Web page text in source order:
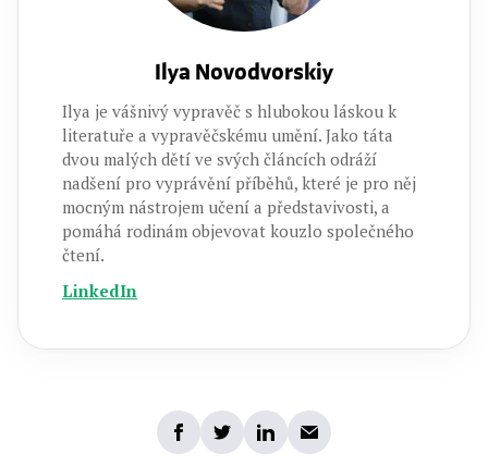
Ilya Novodvorskiy
Ilya je vášnivý vypravěč s hlubokou láskou k
literatuře a vypravěčskému umění. Jako táta
dvou malých dětí ve svých článcích odráží
nadšení pro vyprávění příběhů, které je pro něj
mocným nástrojem učení a představivosti, a
pomáhá rodinám objevovat kouzlo společného
čtení.
LinkedIn